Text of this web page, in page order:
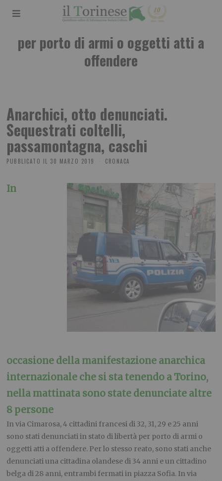
per porto di armi o oggetti atti a
offendere
Anarchici, otto denunciati.
Sequestrati coltelli,
passamontagna, caschi
PUBBLICATO IL 30 MARZO 2019 CRONACA
In
occasione della manifestazione anarchica
internazionale che si sta tenendo a Torino,
nella mattinata sono state denunciate altre
8 persone
In via Cimarosa, 4 cittadini francesi di 32, 31, 29 e 25 anni
sono stati denunciati in stato di libertà per porto di armi o
oggetti atti a offendere. Per lo stesso reato, sono stati anche
denunciati una cittadina olandese di 34 anni e un cittadino
belga di 28 anni, entrambi fermati in piazza Sofia. In via